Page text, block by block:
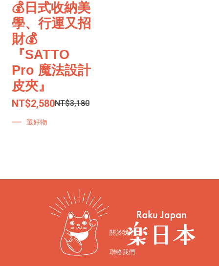
選好物
💰日式收納美
學、行運又招
財💰
『SATTO
Pro 魔法設計
皮夾』
NT$3,180
NT$2,580
關於我們
聯絡我們